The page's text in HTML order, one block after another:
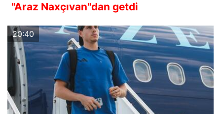
"Araz Naxçıvan"dan getdi
20:40